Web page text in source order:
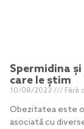
Spermidina
care le știm
10/08/2023 Fără
Obezitatea este o
asociată cu